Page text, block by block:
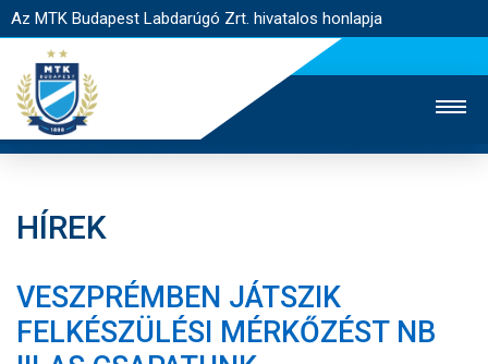
Az MTK Budapest Labdarúgó Zrt. hivatalos honlapja
JEGYÉRTÉKESÍTÉS
WEBSHOP
EGYESÜLET
KAPCSOLAT
HÍREK
VESZPRÉMBEN JÁTSZIK
FELKÉSZÜLÉSI MÉRKŐZÉST NB